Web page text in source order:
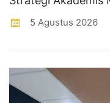
5 Agustus 2026